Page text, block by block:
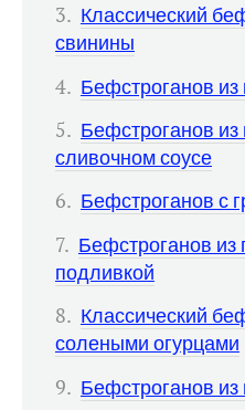
Классический
свинины
Бефстроганов из
Бефстроганов
сливочном соусе
Бефстроганов с
Бефстроганов из
подливкой
Классический
солеными огурцами
Бефстроганов